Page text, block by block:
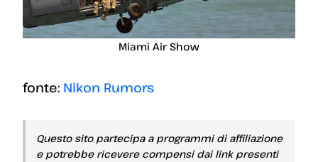
Miami Air Show
fonte: Nikon Rumors
Questo sito partecipa a programmi di affiliazione
e potrebbe ricevere compensi dai link presenti